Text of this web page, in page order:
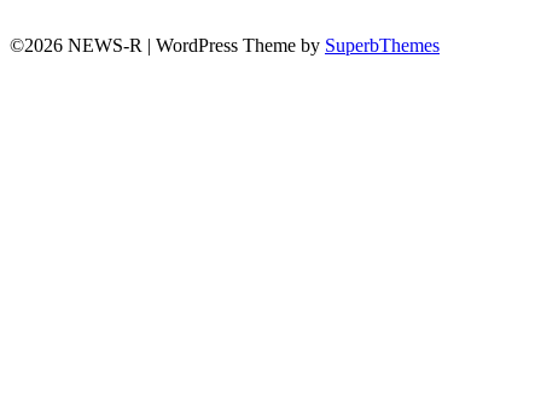
©2026 NEWS-R | WordPress Theme by SuperbThemes